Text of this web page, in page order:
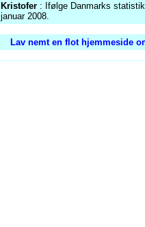
Kristofer : Ifølge Danmarks
januar 2008.
Lav nemt en flot hjemmeside